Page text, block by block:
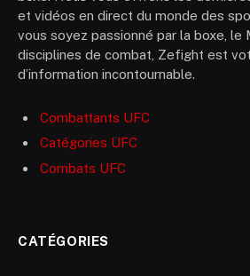
et vidéos en direct du monde des
vous soyez passionné par la boxe, le
disciplines de combat, Zefight est
d’information incontournable.
Combattants UFC
Catégories UFC
Combats UFC
CATÉGORIES